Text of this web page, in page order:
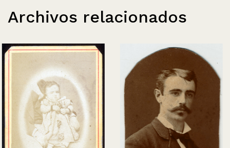
Archivos relacionados